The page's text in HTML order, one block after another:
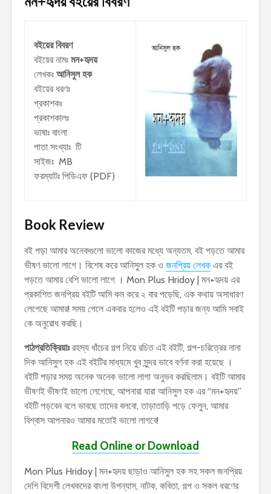
বইয়ের বিবরণ
বইয়ের নামঃ মন+হৃদয়
লেখকঃ আনিসুল হক
বইয়ের ধরণঃ
প্রকাশকঃ
প্রকাশকালঃ
ভাষাঃ বাংলা
পাতা সংখ্যাঃ টি
সাইজঃ MB
ফরম্যাটঃ পিডিএফ (PDF)
Book Review
বই পড়া আমার অনেকগুলো ভালো কাজের মধ্যে অন্যতম, বই পড়তে আমার
ভীষণ ভালো লাগে। বিশেষ করে আনিসুল হক ও জনপ্রিয় লেখক এর বই
পড়তে আমার বেশি ভালো লাগে । Mon Plus Hridoy | মন+হৃদয় এর
প্রকাশিত জনপ্রিয় বইটি আমি কম করে ২ বার পড়েছি, এক কথায় অসাধারণ
লেগেছে আমার! সময় পেলে একবার হলেও এই বইটি পড়ার জন্য আমি সবাই
কে অনুরোধ করছি।
পাঠপ্রতিক্রিয়াঃরহস্য ধাঁচের গল্প নিয়ে রচিত এই বইটি, গল্প-চরিত্রের নানা
দিক আনিসুল হক এই বইটির মাধ্যমে খুব সুন্দর ভাবে বর্ণনা করা হয়েছে ।
বইটি পড়ার সময় অনেক অনেক ভালো লাগা অনুভব করছিলাম। বইটি আমার
ভীষণই ভীষণই ভালো লেগেছে, আপনারা যারা আনিসুল হক এর “মন+হৃদয়”
বইটি পড়বেন বলে ভাবছে তাদের বলবো, তাড়াতাড়ি পড়ে ফেলুন, আমার
বিশ্বাস আপনারও আমার মতোই ভালো লাগবে!
Read Online or Download
Mon Plus Hridoy | মন+হৃদয় ছাড়াও আনিসুল হক সহ সকল জনপ্রিয়
দেশি বিদেশী লেখকদের বাংলা উপন্যাস, নাটক, কবিতা, গল্প ও সকল ধরণের